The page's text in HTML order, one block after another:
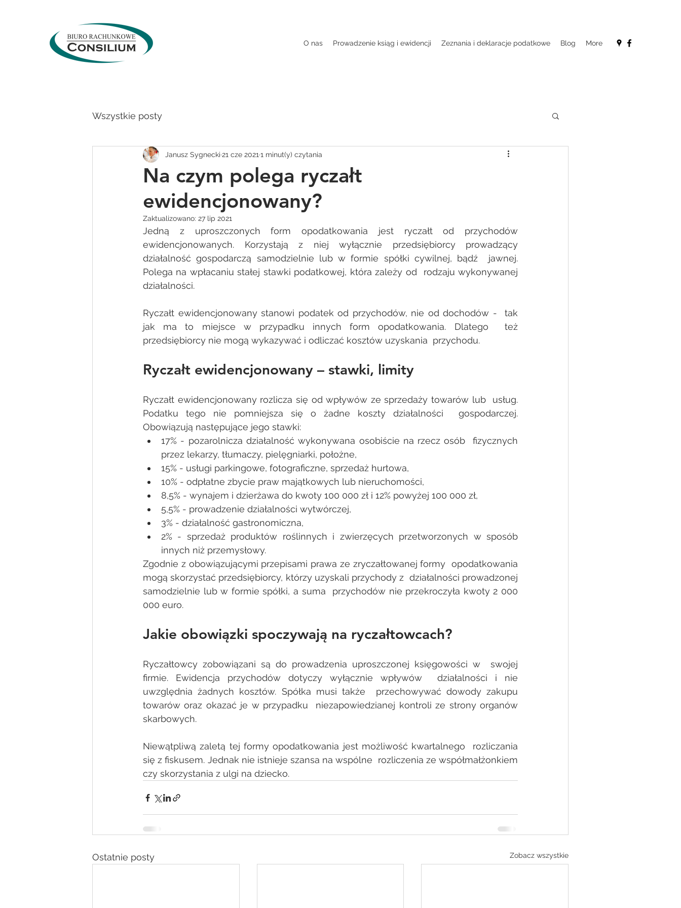
O nas Prowadzenie ksiąg i ewidencji Zeznania i deklaracje podatkowe Blog More
Wszystkie posty
Na czym polega ryczałt
ewidencjonowany?
Janusz Sygnecki 21 cze 2021 1 minut(y) czytania
Zaktualizowano: 27 lip 2021
Jedną z uproszczonych form opodatkowania jest ryczałt od przychodów
ewidencjonowanych. Korzystają z niej wyłącznie przedsiębiorcy prowadzący
działalność gospodarczą samodzielnie lub w formie spółki cywilnej, bądź  jawnej.
Polega na wpłacaniu stałej stawki podatkowej, która zależy od  rodzaju wykonywanej
działalności.
Ryczałt ewidencjonowany stanowi podatek od przychodów, nie od dochodów -  tak
jak ma to miejsce w przypadku innych form opodatkowania. Dlatego  też
przedsiębiorcy nie mogą wykazywać i odliczać kosztów uzyskania  przychodu.
Ryczałt ewidencjonowany – stawki, limity
Ryczałt ewidencjonowany rozlicza się od wpływów ze sprzedaży towarów lub  usług.
Podatku tego nie pomniejsza się o żadne koszty działalności  gospodarczej.
Obowiązują następujące jego stawki:
17% - pozarolnicza działalność wykonywana osobiście na rzecz osób  fizycznych
przez lekarzy, tłumaczy, pielęgniarki, położne,
15% - usługi parkingowe, fotograficzne, sprzedaż hurtowa,
10% - odpłatne zbycie praw majątkowych lub nieruchomości,
8,5% - wynajem i dzierżawa do kwoty 100 000 zł i 12% powyżej 100 000 zł,
5,5% - prowadzenie działalności wytwórczej,
3% - działalność gastronomiczna,
2% - sprzedaż produktów roślinnych i zwierzęcych przetworzonych w sposób
innych niż przemysłowy.
Zgodnie z obowiązującymi przepisami prawa ze zryczałtowanej formy  opodatkowania
mogą skorzystać przedsiębiorcy, którzy uzyskali przychody z  działalności prowadzonej
samodzielnie lub w formie spółki, a suma  przychodów nie przekroczyła kwoty 2 000
000 euro.
Jakie obowiązki spoczywają na ryczałtowcach?
Ryczałtowcy zobowiązani są do prowadzenia uproszczonej księgowości w  swojej
firmie. Ewidencja przychodów dotyczy wyłącznie wpływów  działalności i nie
uwzględnia żadnych kosztów. Spółka musi także  przechowywać dowody zakupu
towarów oraz okazać je w przypadku  niezapowiedzianej kontroli ze strony organów
skarbowych.
Niewątpliwą zaletą tej formy opodatkowania jest możliwość kwartalnego  rozliczania
się z fiskusem. Jednak nie istnieje szansa na wspólne  rozliczenia ze współmałżonkiem
czy skorzystania z ulgi na dziecko.
Ostatnie posty Zobacz wszystkie